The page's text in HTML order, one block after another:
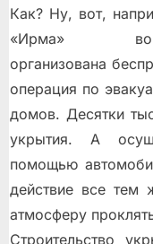
Как? Ну, вот,
«Ирма»
организована
операция по
домов. Десятки
укрытия. А
помощью
действие все
атмосферу
Строительство